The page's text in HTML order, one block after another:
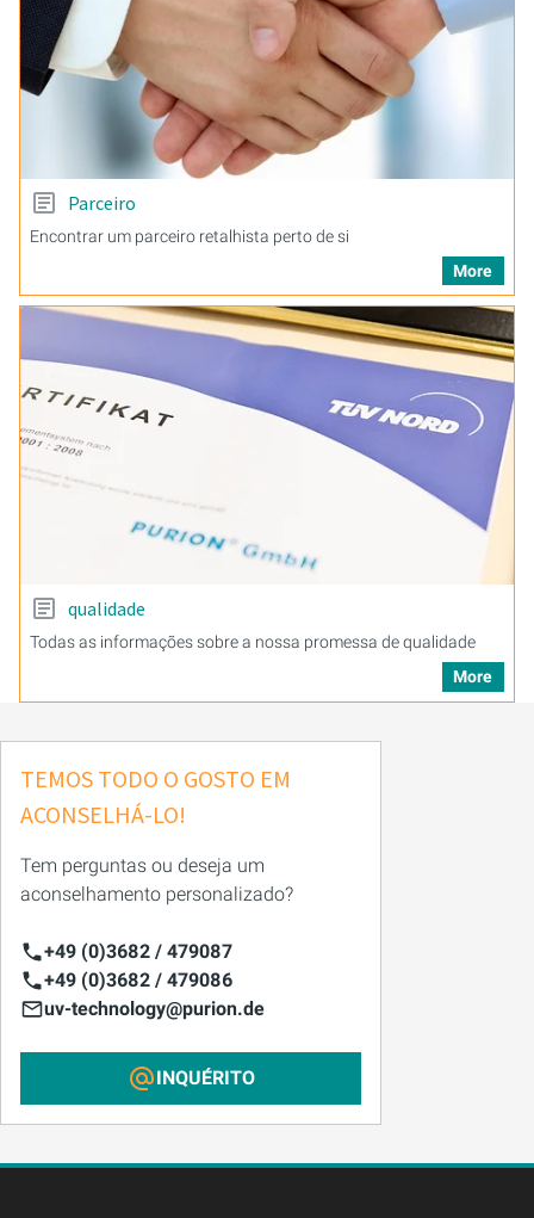
Parceiro
Encontrar um parceiro retalhista perto de si
More
qualidade
Todas as informações sobre a nossa promessa de qualidade
More
TEMOS TODO O GOSTO EM
ACONSELHÁ-LO!
Tem perguntas ou deseja um
aconselhamento personalizado?
+49 (0)3682 / 479087
+49 (0)3682 / 479086
uv-technology@purion.de
INQUÉRITO